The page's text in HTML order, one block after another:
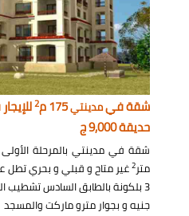
شقة فيمدينتي175 م 2
حديقة 9,000 ج
شقة في مدينتي بالمرحلة
متر2
جنيه و بجوار مترو ماركت والمسجد